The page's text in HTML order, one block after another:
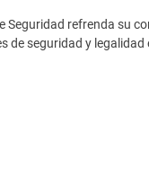
Seguridad refrenda su
de seguridad y